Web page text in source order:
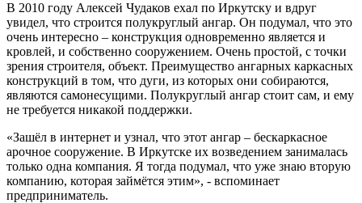
В 2010 году Алексей Чудаков ехал по Иркутску и вдруг
увидел, что строится полукруглый ангар. Он подумал, что это
очень интересно – конструкция одновременно является и
кровлей, и собственно сооружением. Очень простой, с точки
зрения строителя, объект. Преимущество ангарных каркасных
конструкций в том, что дуги, из которых они собираются,
являются самонесущими. Полукруглый ангар стоит сам, и ему
не требуется никакой поддержки.
«Зашёл в интернет и узнал, что этот ангар – бескаркасное
арочное сооружение. В Иркутске их возведением занималась
только одна компания. Я тогда подумал, что уже знаю вторую
компанию, которая займётся этим», - вспоминает
предприниматель.